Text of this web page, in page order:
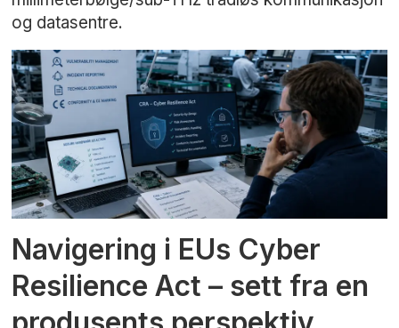
og datasentre.
Navigering i EUs Cyber
Resilience Act – sett fra en